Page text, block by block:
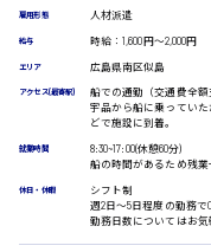
オフィスワーク系
貿易事務
データ入力
一般事務
経理事務
受付事務
医療事務
翻訳、通訳
広島市佐伯区
広島市安佐南区
時給1400円～
雇用形態 人材派遣
給与 時給：1,600円～2,000円
エリア 広島県南区似島
アクセス(最寄駅)
船での通勤（交通費全額
宇品から船に乗ってい
どで施設に到着。
就業時間
8:30~17:00(休憩60分)
船の時間があるため残業
休日・休暇
シフト制
週2日〜5日程度の勤務で
勤務日数についてはお気